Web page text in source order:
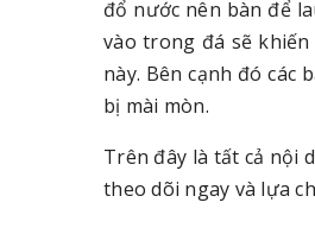
đổ nước nên bàn để
vào trong đá sẽ
này. Bên cạnh đó các
bị mài mòn.
Trên đây là tất cả nội
theo dõi ngay và lựa